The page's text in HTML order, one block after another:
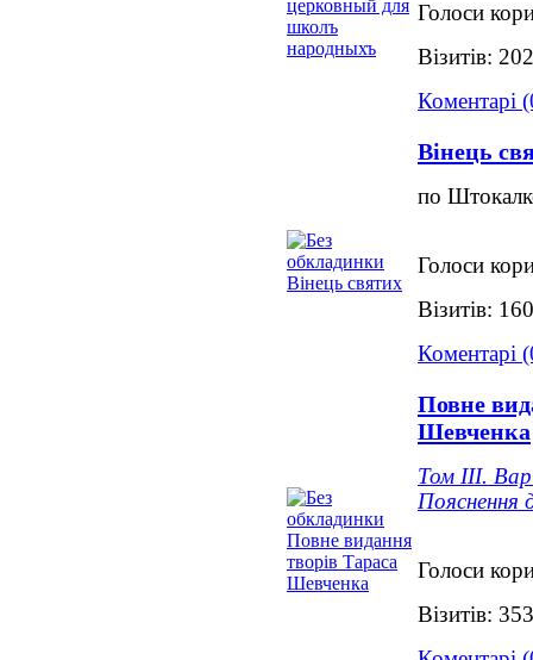
Голоси
Візитів:
Коментарі
Вінець
по
Голоси
Візитів:
Коментарі
Повне
Шевченка
Том ІІІ.
Пояснення
Голоси
Візитів: